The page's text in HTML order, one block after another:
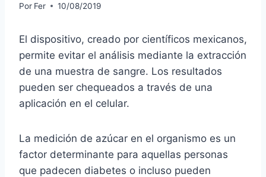
Por Fer 10/08/2019
El dispositivo, creado por científicos mexicanos,
permite evitar el análisis mediante la extracción
de una muestra de sangre. Los resultados
pueden ser chequeados a través de una
aplicación en el celular.
La medición de azúcar en el organismo es un
factor determinante para aquellas personas
que padecen diabetes o incluso pueden